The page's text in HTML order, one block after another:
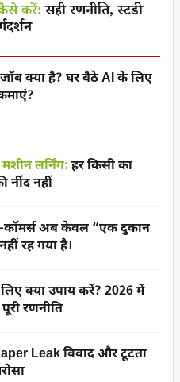
करें:सही रणनीति, स्टडी
क्या है? घर बैठे AI के लिए
लर्निंग: हर किसी का
नींद नहीं
कॉमर्स अब केवल “एक दुकान
रह गया है।
क्या उपाय करें? 2026 में
रणनीति
Leak विवाद और टूटता